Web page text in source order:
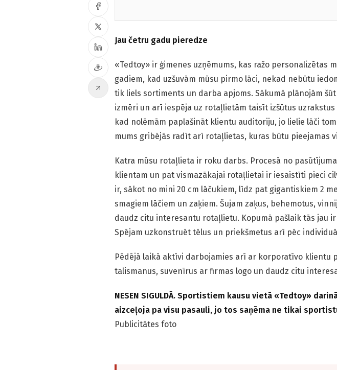
Jau četru gadu pieredze
«Tedtoy» ir ģimenes uzņēmums, kas ražo personalizētas
gadiem, kad uzšuvām mūsu pirmo lāci, nekad nebūtu
tik liels sortiments un darba apjoms. Sākumā plānojām
izmēri un arī iespēja uz rotaļlietām taisīt izšūtus uzrakstus
kad nolēmām paplašināt klientu auditoriju, jo lielie lāči
mums gribējās radīt arī rotaļlietas, kuras būtu pieejamas
Katra mūsu rotaļlieta ir roku darbs. Procesā no
klientam un pat vismazākajai rotaļlietai ir iesaistīti pieci
ir, sākot no mini 20 cm lāčukiem, līdz pat gigantiskiem 2
smagiem lāčiem un zaķiem. Šujam zaķus, behemotus,
daudz citu interesantu rotaļlietu. Kopumā pašlaik tās jau
Spējam uzkonstruēt tēlus un priekšmetus arī pēc
Pēdējā laikā aktīvi darbojamies arī ar korporatīvo klientu
talismanus, suvenīrus ar firmas logo un daudz citu
NESEN SIGULDĀ. Sportistiem kausu vietā «Tedtoy»
aizceļoja pa visu pasauli, jo tos saņēma ne tikai
Publicitātes foto